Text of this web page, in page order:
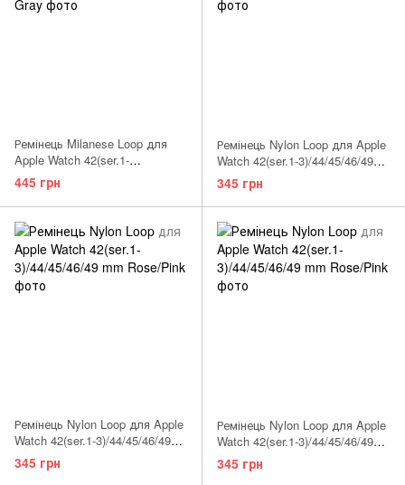
Ремінець Milanese Loop для
Apple Watch 42(ser.1-
3)/44/45/46/49 mm Burgundy
445 грн
Ремінець Nylon Loop для Apple
Watch 42(ser.1-3)/44/45/46/49
mm Hot Pink
345 грн
Ремінець Nylon Loop для Apple
Watch 42(ser.1-3)/44/45/46/49
mm Orange
345 грн
Ремінець Nylon Loop для Apple
Watch 42(ser.1-3)/44/45/46/49
mm Pearl Pink
345 грн